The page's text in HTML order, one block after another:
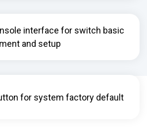
interface for switch basic
and setup
for system factory default